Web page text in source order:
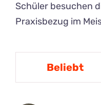
Schüler besuchen
Praxisbezug im
Beliebt